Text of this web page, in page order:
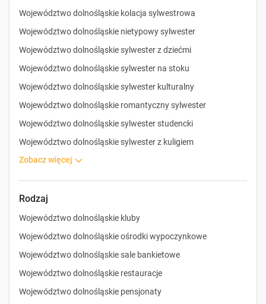
Województwo dolnośląskie kolacja sylwestrowa
Województwo dolnośląskie nietypowy sylwester
Województwo dolnośląskie sylwester z dziećmi
Województwo dolnośląskie sylwester na stoku
Województwo dolnośląskie sylwester kulturalny
Województwo dolnośląskie romantyczny sylwester
Województwo dolnośląskie sylwester studencki
Województwo dolnośląskie sylwester z kuligiem
zobacz więcej
Rodzaj
Województwo dolnośląskie kluby
Województwo dolnośląskie ośrodki wypoczynkowe
Województwo dolnośląskie sale bankietowe
Województwo dolnośląskie restauracje
Województwo dolnośląskie pensjonaty